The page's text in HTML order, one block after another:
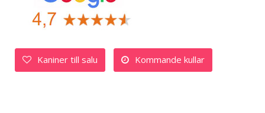
Kaniner till salu Kommande kullar